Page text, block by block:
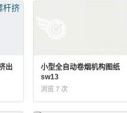
出
小型全自动卷烟机构图纸
sw13
浏览 7 次